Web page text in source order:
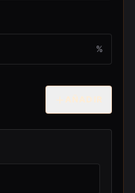
%
AÑADIR